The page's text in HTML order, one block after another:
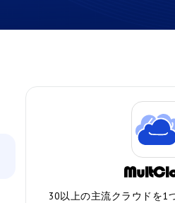
30以上の主流クラウドを1